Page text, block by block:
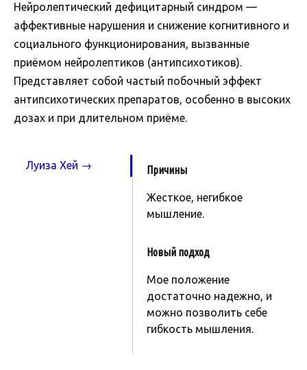
Нейролептический дефицитарный синдром —
аффективные нарушения и снижение когнитивного и
социального функционирования, вызванные
приёмом нейролептиков (антипсихотиков).
Представляет собой частый побочный эффект
антипсихотических препаратов, особенно в высоких
дозах и при длительном приёме.
Луиза Хей → Причины
Жесткое, негибкое
мышление.
Новый подход
Мое положение
достаточно надежно, и
можно позволить себе
гибкость мышления.